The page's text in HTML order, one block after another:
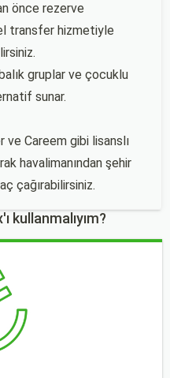
önce rezerve
transfer hizmetiyle
gruplar ve çocuklu
sunar.
ve Careem gibi lisanslı
havalimanından şehir
çağırabilirsiniz.
kullanmalıyım?